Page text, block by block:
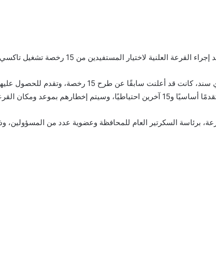
من 15 رخصة تشغيل تاكسي أجرة بمدينة أسيوط الجديدة، وذلك يوم السبت المقبل
برئاسة السكرتير العام للمحافظة وعضوية عدد من المسؤولين،